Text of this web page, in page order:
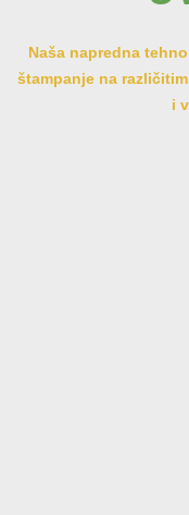
Naša napredna
štampanje na
i